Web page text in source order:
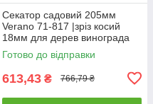
Секатор садовий 205мм
Verano 71-817 |зріз косий
18мм для дерев винограда
кущів гілок квітів
Готово до відправки
613,43 ₴ 766,79 ₴